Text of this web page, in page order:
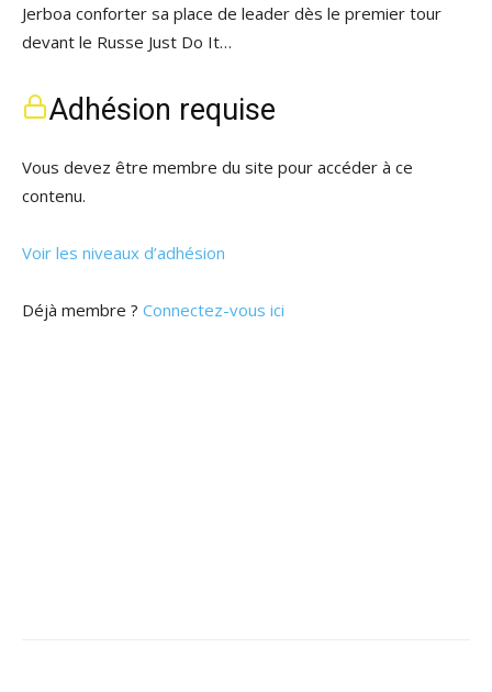
Jerboa conforter sa place de leader dès le premier tour
devant le Russe Just Do It…
Adhésion requise
Vous devez être membre du site pour accéder à ce
contenu.
Voir les niveaux d’adhésion
Déjà membre ? Connectez-vous ici